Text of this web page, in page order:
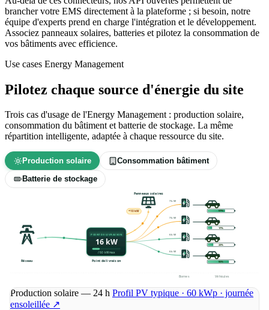
brancher votre EMS directement à la plateforme ; si besoin, notre
équipe d'experts prend en charge l'intégration et le développement.
Associez panneaux solaires, batteries et pilotez la consommation de
vos bâtiments avec efficience.
Use cases Energy Management
Pilotez chaque source d'énergie du site
Trois cas d'usage de l'Energy Management : production solaire,
consommation du bâtiment et batterie de stockage. La même
répartition intelligente, adaptée à chaque ressource du site.
Production solaire Consommation bâtiment
Batterie de stockage
Réseau
Panneaux solaires
+19 kW
Point de livraison
9 kW
68%
9 kW
18%
9 kW
23%
8 kW
83%
POINT DE LIVRAISON
16 kW
/ 60 kW max
Bornes Véhicules
Prix du marché — 24 h Données RTE eco2mix · 25 mai 2026↗
Production solaire — 24 h Profil PV typique · 60 kWp · journée
ensoleillée ↗